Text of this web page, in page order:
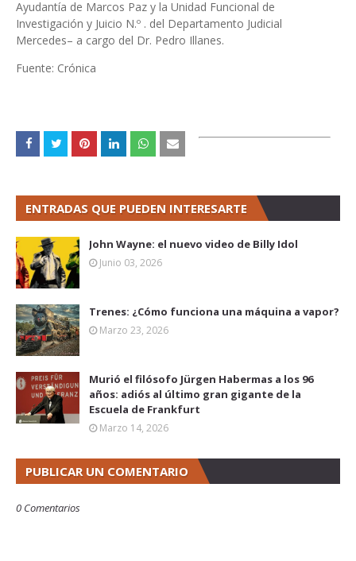
Ayudantía de Marcos Paz y la Unidad Funcional de
Investigación y Juicio N.º . del Departamento Judicial
Mercedes– a cargo del Dr. Pedro Illanes.
Fuente: Crónica
ENTRADAS QUE PUEDEN INTERESARTE
John Wayne: el nuevo video de Billy Idol
Junio 03, 2026
Trenes: ¿Cómo funciona una máquina a vapor?
Marzo 23, 2026
Murió el filósofo Jürgen Habermas a los 96
años: adiós al último gran gigante de la
Escuela de Frankfurt
Marzo 14, 2026
PUBLICAR UN COMENTARIO
0 Comentarios